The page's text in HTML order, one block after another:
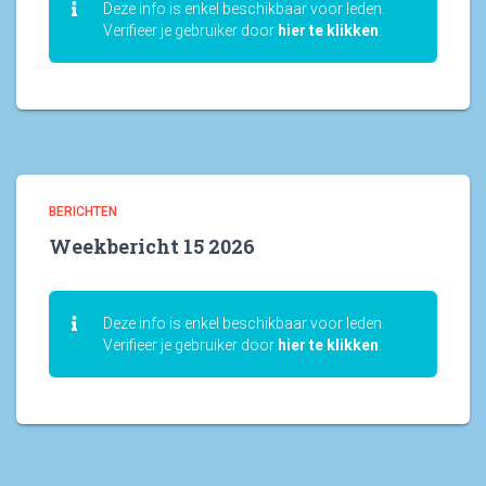
Deze info is enkel beschikbaar voor leden.
Verifieer je gebruiker door hier te klikken
BERICHTEN
Weekbericht 15 2026
Deze info is enkel beschikbaar voor leden.
Verifieer je gebruiker door hier te klikken